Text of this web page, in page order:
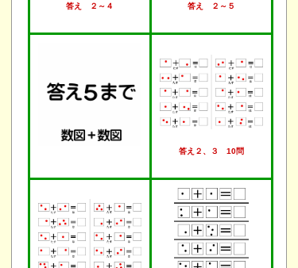
答え ２～４ 答え ２～５
答え２、３ 10問